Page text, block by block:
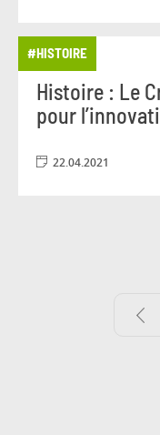
#HISTOIRE
Histoire : Le
pour
22.04.2021